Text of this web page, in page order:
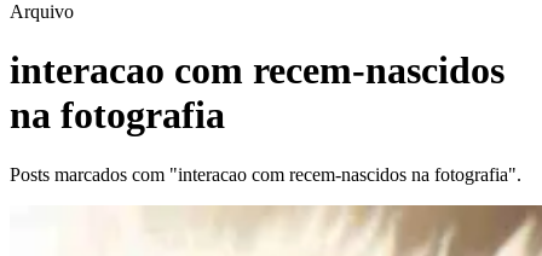
Arquivo
interacao com recem-nascidos
na fotografia
Posts marcados com "interacao com recem-nascidos na fotografia".